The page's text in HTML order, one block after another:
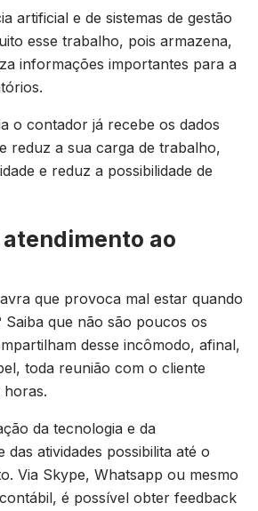
artificial e de sistemas de gestão
esse trabalho, pois armazena,
informações importantes para a
o contador já recebe os dados
reduz a sua carga de trabalho,
e reduz a possibilidade de
ao
que provoca mal estar quando
que não são poucos os
desse incômodo, afinal,
toda reunião com o cliente
horas.
da tecnologia e da
das atividades possibilita até o
Via Skype, Whatsapp ou mesmo
é possível obter feedback